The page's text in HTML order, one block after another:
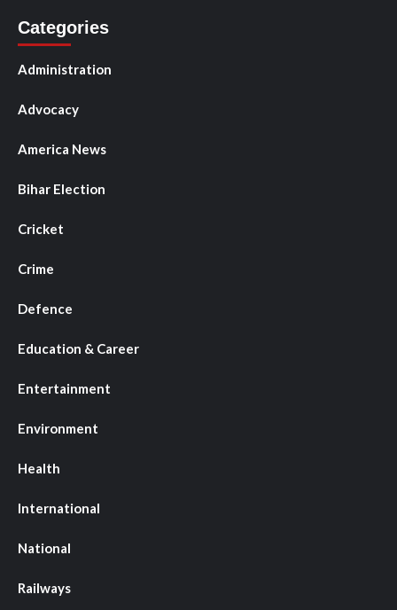
Categories
Administration
Advocacy
America News
Bihar Election
Cricket
Crime
Defence
Education & Career
Entertainment
Environment
Health
International
National
Railways